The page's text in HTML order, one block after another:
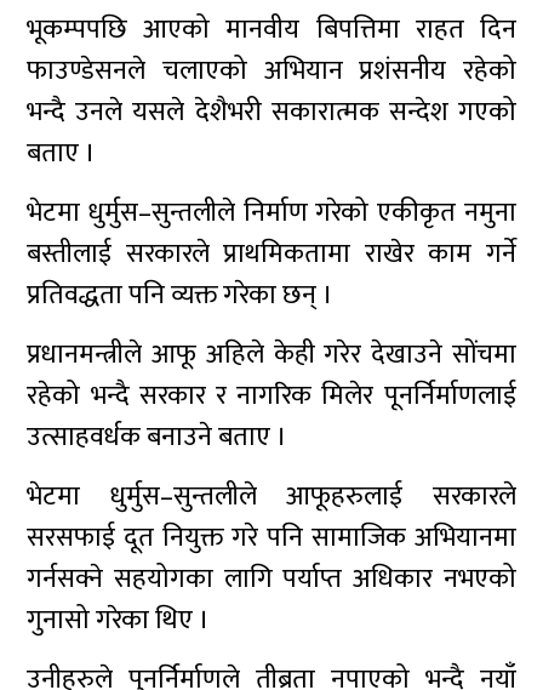
भूकम्पपछि आएको मानवीय बिपत्तिमा राहत दिन
फाउण्डेसनले चलाएको अभियान प्रशंसनीय रहेको
भन्दै उनले यसले देशैभरी सकारात्मक सन्देश गएको
बताए ।
भेटमा धुर्मुस–सुन्तलीले निर्माण गरेको एकीकृत नमुना
बस्तीलाई सरकारले प्राथमिकतामा राखेर काम गर्ने
प्रतिवद्धता पनि व्यक्त गरेका छन् ।
प्रधानमन्त्रीले आफू अहिले केही गरेर देखाउने सोंचमा
रहेको भन्दै सरकार र नागरिक मिलेर पूनर्निर्माणलाई
उत्साहवर्धक बनाउने बताए ।
भेटमा धुर्मुस–सुन्तलीले आफूहरुलाई सरकारले
सरसफाई दूत नियुक्त गरे पनि सामाजिक अभियानमा
गर्नसक्ने सहयोगका लागि पर्याप्त अधिकार नभएको
गुनासो गरेका थिए ।
उनीहरुले पुनर्निर्माणले तीब्रता नपाएको भन्दै नयाँ